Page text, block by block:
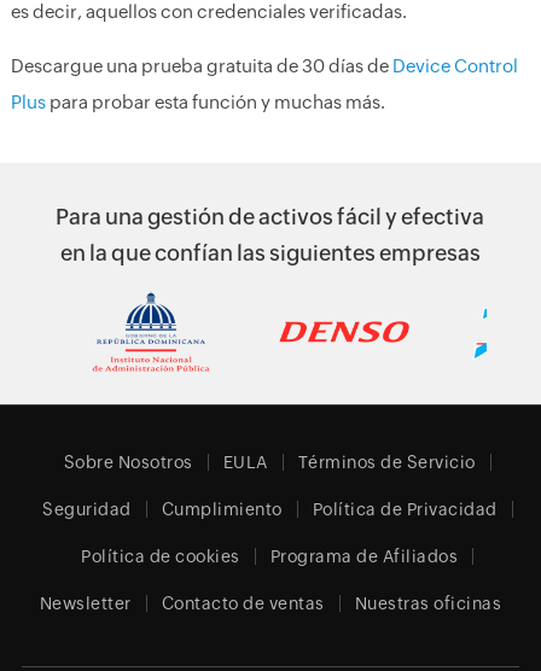
es decir, aquellos con credenciales verificadas.
Descargue una prueba gratuita de 30 días de Device Control
Pluspara probar esta función y muchas más.
Para una gestión de activos fácil y efectiva
en la que confían las siguientes empresas
Sobre Nosotros EULA Términos de Servicio
Seguridad Cumplimiento Política de Privacidad
Política de cookies Programa de Afiliados
Newsletter Contacto de ventas Nuestras oficinas